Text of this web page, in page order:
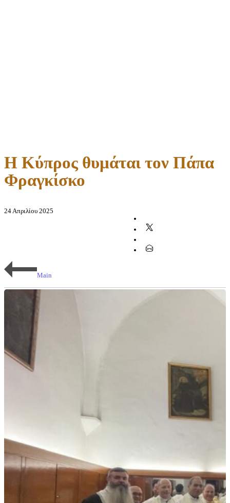
Η Κύπρος θυμάται τον Πάπα
Φραγκίσκο
24 Απριλίου 2025
Main